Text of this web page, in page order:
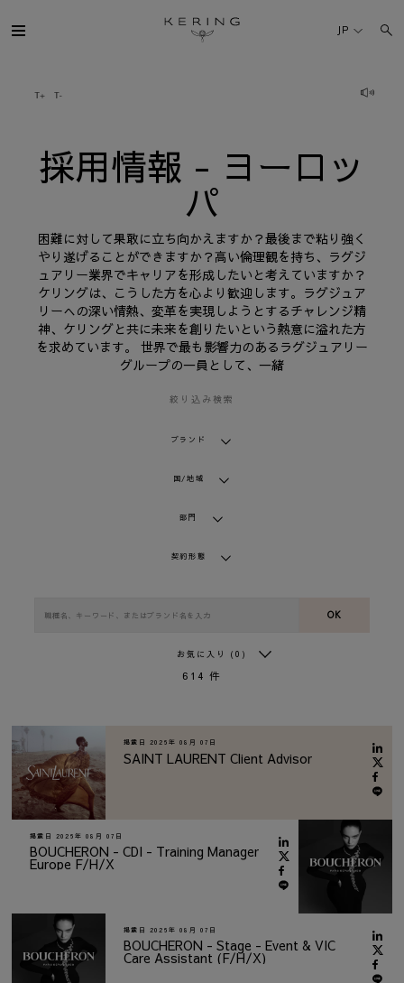
用
情
人材
サステナビリティ
FINANCE
プレスルーム
採用情報
JP
採用情報 - ヨーロッ
パ
困難に対して果敢に立ち向かえますか？最後まで粘り強く
やり遂げることができますか？高い倫理観を持ち、ラグジ
ュアリー業界でキャリアを形成したいと考えていますか？
ケリングは、こうした方を心より歓迎します。ラグジュア
リーへの深い情熱、変革を実現しようとするチャレンジ精
神、ケリングと共に未来を創りたいという熱意に溢れた方
を求めています。 世界で最も影響力のあるラグジュアリー
グループの一員として、一緒
絞り込み検索
ブランド
国/地域
部門
契約形態
OK
お気に入り (0)
614 件
掲載日 2026年 08月 07日
SAINT LAURENT Client Advisor
掲載日 2026年 08月 07日
BOUCHERON - CDI - Training Manager
Europe F/H/X
掲載日 2026年 08月 07日
BOUCHERON - Stage - Event & VIC
Care Assistant (F/H/X)